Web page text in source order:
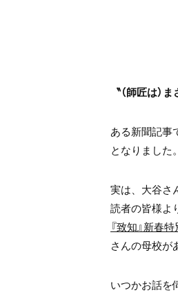
〝（師匠は）
ある新聞記事
となりました。
実は、大谷さ
読者の皆様よ
『致知』新春
さんの母校が
いつかお話を